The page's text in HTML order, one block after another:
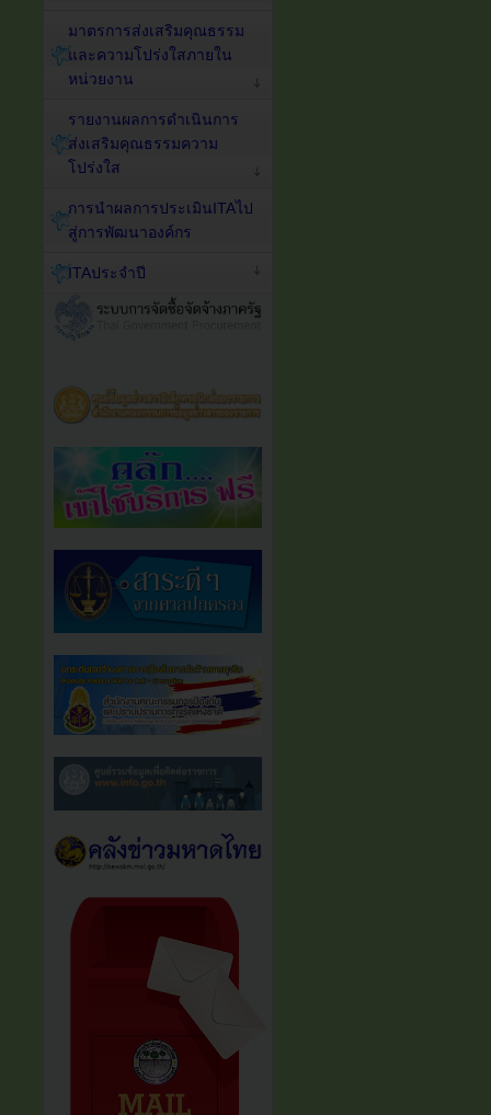
มาตรการส่งเสริมคุณธรรม
และความโปร่งใสภายใน
หน่วยงาน
รายงานผลการดำเนินการ
ส่งเสริมคุณธรรมความ
โปร่งใส
การนำผลการประเมินITAไป
สู่การพัฒนาองค์กร
ITAประจำปี